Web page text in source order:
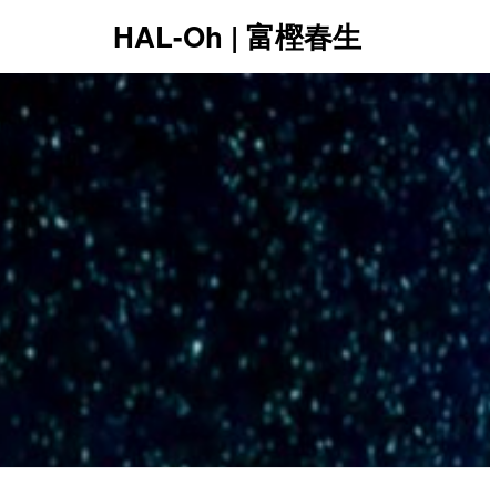
HAL-Oh | 富樫春生
12:00 AM
1:00 AM
2:00 AM
3:00 AM
4:00 AM